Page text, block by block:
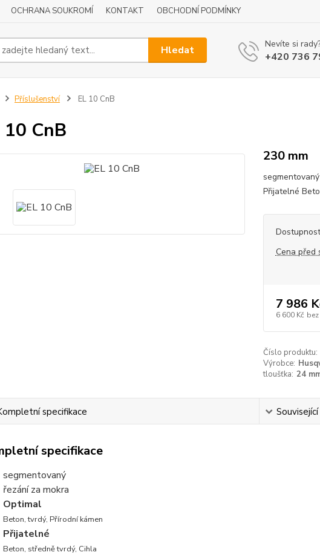
OCHRANA SOUKROMÍ KONTAKT OBCHODNÍ PODMÍNKY
Hledat Nevíte si
+420 736
Příslušenství EL 10 CnB
10 CnB
230 mm
Přijatelné
Dostupnost
Cena před
7 986
6 600 Kč
Číslo produktu:
Výrobce:
tloušťka: 24
specifikace
specifikace
segmentovaný
řezání za mokra
Optimal
Beton, tvrdý, Přírodní kámen
Přijatelné
Beton, středně tvrdý, Cihla